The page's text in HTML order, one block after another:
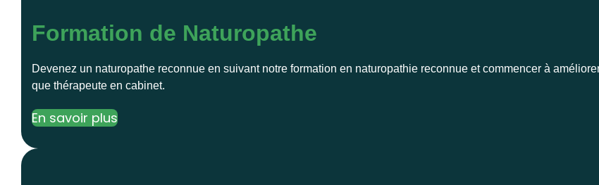
Formation de Naturopathe
Devenez un naturopathe reconnue en suivant notre formation en naturopathie reconnue et commencer à
que thérapeute en cabinet.
En savoir plus